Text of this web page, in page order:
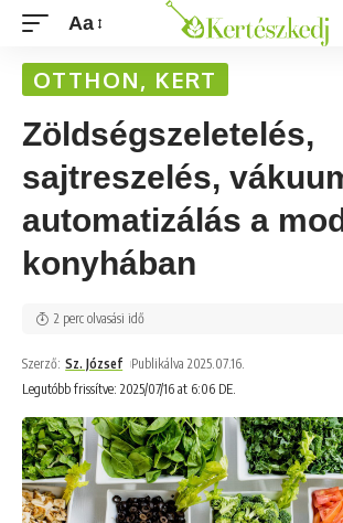
Aa
OTTHON, KERT
Zöldségszeletelés,
sajtreszelés,
automatizálás a
konyhában
Legutóbb frissítve: 2025/07/16 at 6:06 DE.
Szerző: Sz. József Publikálva 2025.07.16.
2 perc olvasási idő